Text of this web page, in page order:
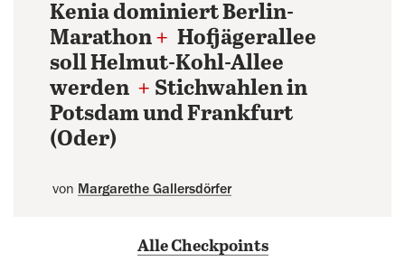
Kenia dominiert Berlin-
Marathon+ Hofjägerallee
soll Helmut-Kohl-Allee
werden + Stichwahlen in
Potsdam und Frankfurt
(Oder)
von Margarethe Gallersdörfer
Alle Checkpoints